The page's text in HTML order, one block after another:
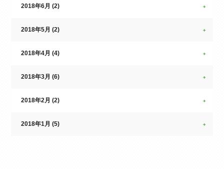
2018年6月 (2)
2018年5月 (2)
2018年4月 (4)
2018年3月 (6)
2018年2月 (2)
2018年1月 (5)